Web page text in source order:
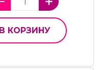
В КОРЗИНУ